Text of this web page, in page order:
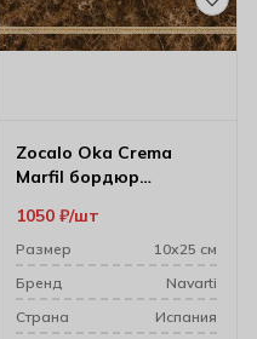
Zocalo Oka Crema
Marfil бордюр
1050 ₽ шт
Размер
10х25 см
Бренд
Navarti
Cтрана
Испания